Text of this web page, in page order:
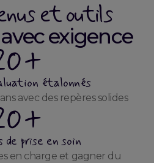
et outils
exigence
étalonnés
avec des repères solides
prise en soin
en charge et gagner du